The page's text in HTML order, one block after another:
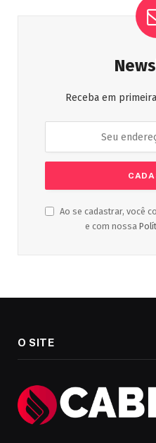
Receba em
Ao se cadastrar, você
e com nossa
O SITE